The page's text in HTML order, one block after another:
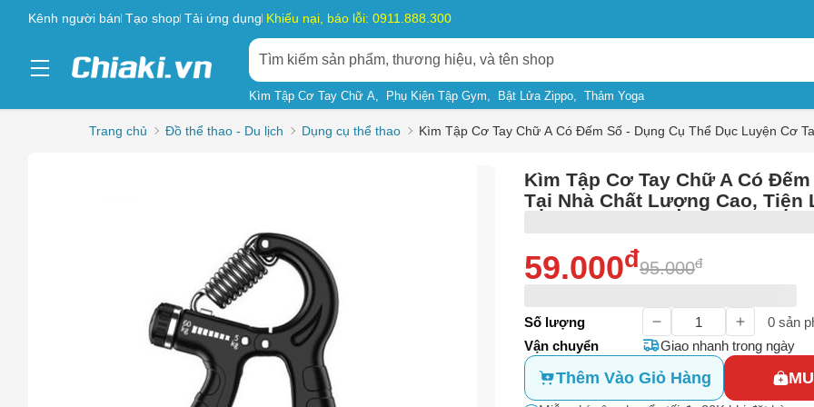
Kênh người bán Tạo shop Tải ứng dụng Khiếu nại, báo lỗi: 0911.888.300
Kìm Tập Cơ Tay Chữ A Phụ Kiện Tập Gym Bật Lửa Zippo Thảm Yoga
Trang chủ Đồ thể thao - Du lịch Dụng cụ thể thao Kìm Tập Cơ Tay Chữ A Có Đếm Số - Dụng Cụ Thể Dục Luyện Cơ
Kìm Tập Cơ Tay Chữ A Có
Tại Nhà Chất Lượng Cao, Tiện
59.000đ95.000đ
Số lượng 0 sản
Vận chuyển
Giao nhanh trong ngày
Thêm Vào Giỏ Hàng